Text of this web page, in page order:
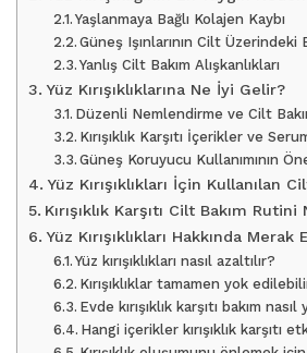
Yaşlanmaya Bağlı Kolajen Kaybı
Güneş Işınlarının Cilt Üzerindeki
Yanlış Cilt Bakım Alışkanlıkları
Yüz Kırışıklıklarına Ne İyi Gelir?
Düzenli Nemlendirme ve Cilt
Kırışıklık Karşıtı İçerikler ve
Güneş Koruyucu Kullanımının
Yüz Kırışıklıkları İçin Kullanılan
Kırışıklık Karşıtı Cilt Bakım Rutini
Yüz Kırışıklıkları Hakkında Merak
Yüz kırışıklıkları nasıl azaltılır?
Kırışıklıklar tamamen yok
Evde kırışıklık karşıtı bakım nasıl
Hangi içerikler kırışıklık karşıtı